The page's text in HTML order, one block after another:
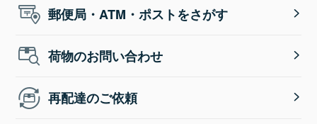
郵便局・ATM・ポストをさがす
荷物のお問い合わせ
再配達のご依頼